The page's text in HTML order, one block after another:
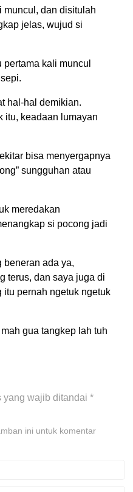
muncul, dan disitulah
jelas, wujud si
kali muncul
hal-hal demikian.
itu, keadaan lumayan
bisa menyergapnya
sungguhan atau
meredakan
si pocong jadi
beneran ada ya,
terus, dan saya juga di
pernah ngetuk ngetuk
gua tangkep lah tuh
yang wajib ditandai *
ini untuk komentar